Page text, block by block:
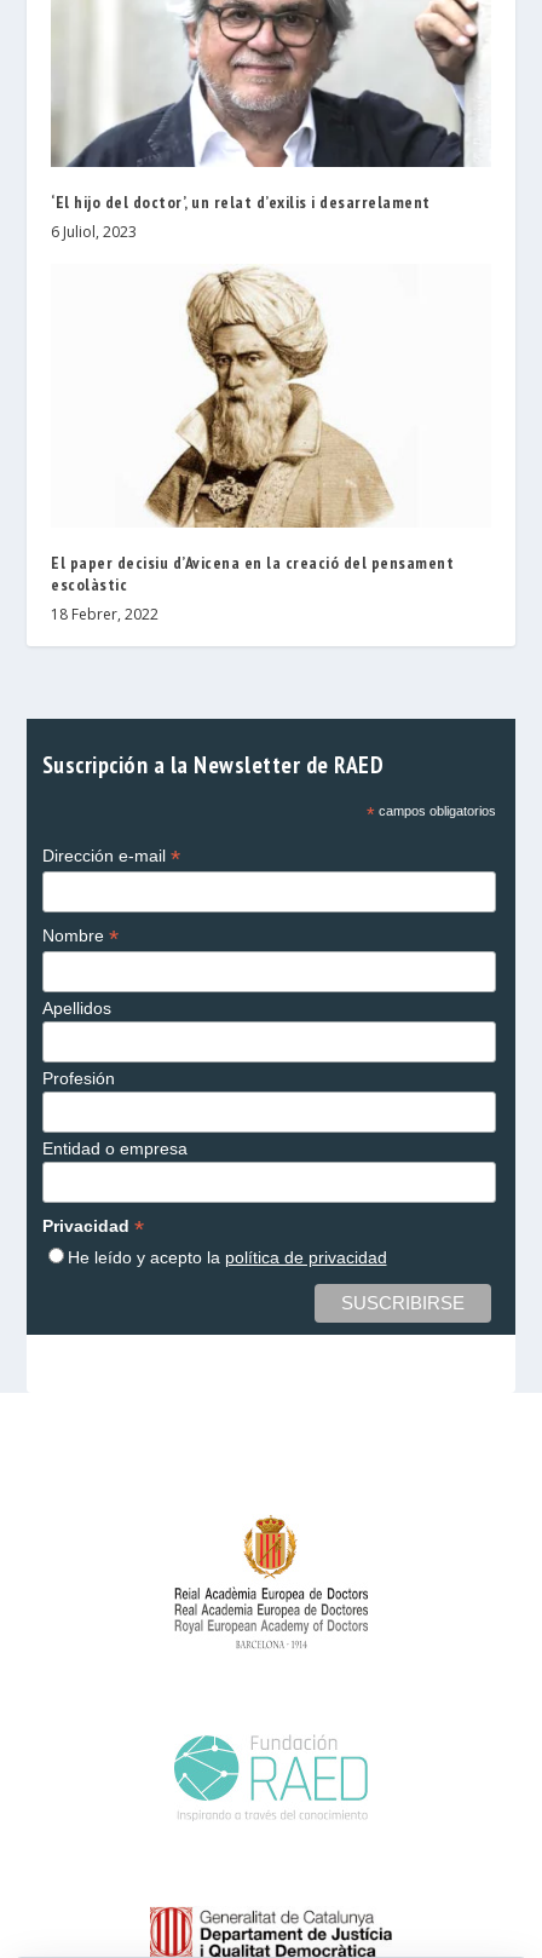
‘El hijo del doctor’, un relat d’exilis i desarrelament
6 Juliol, 2023
El paper decisiu d’Avicena en la creació del pensament
escolàstic
18 Febrer, 2022
Suscripción a la Newsletter de RAED
*campos obligatorios
Dirección e-mail *
Nombre *
Apellidos
Profesión
Entidad o empresa
Privacidad *
He leído y acepto la política de privacidad